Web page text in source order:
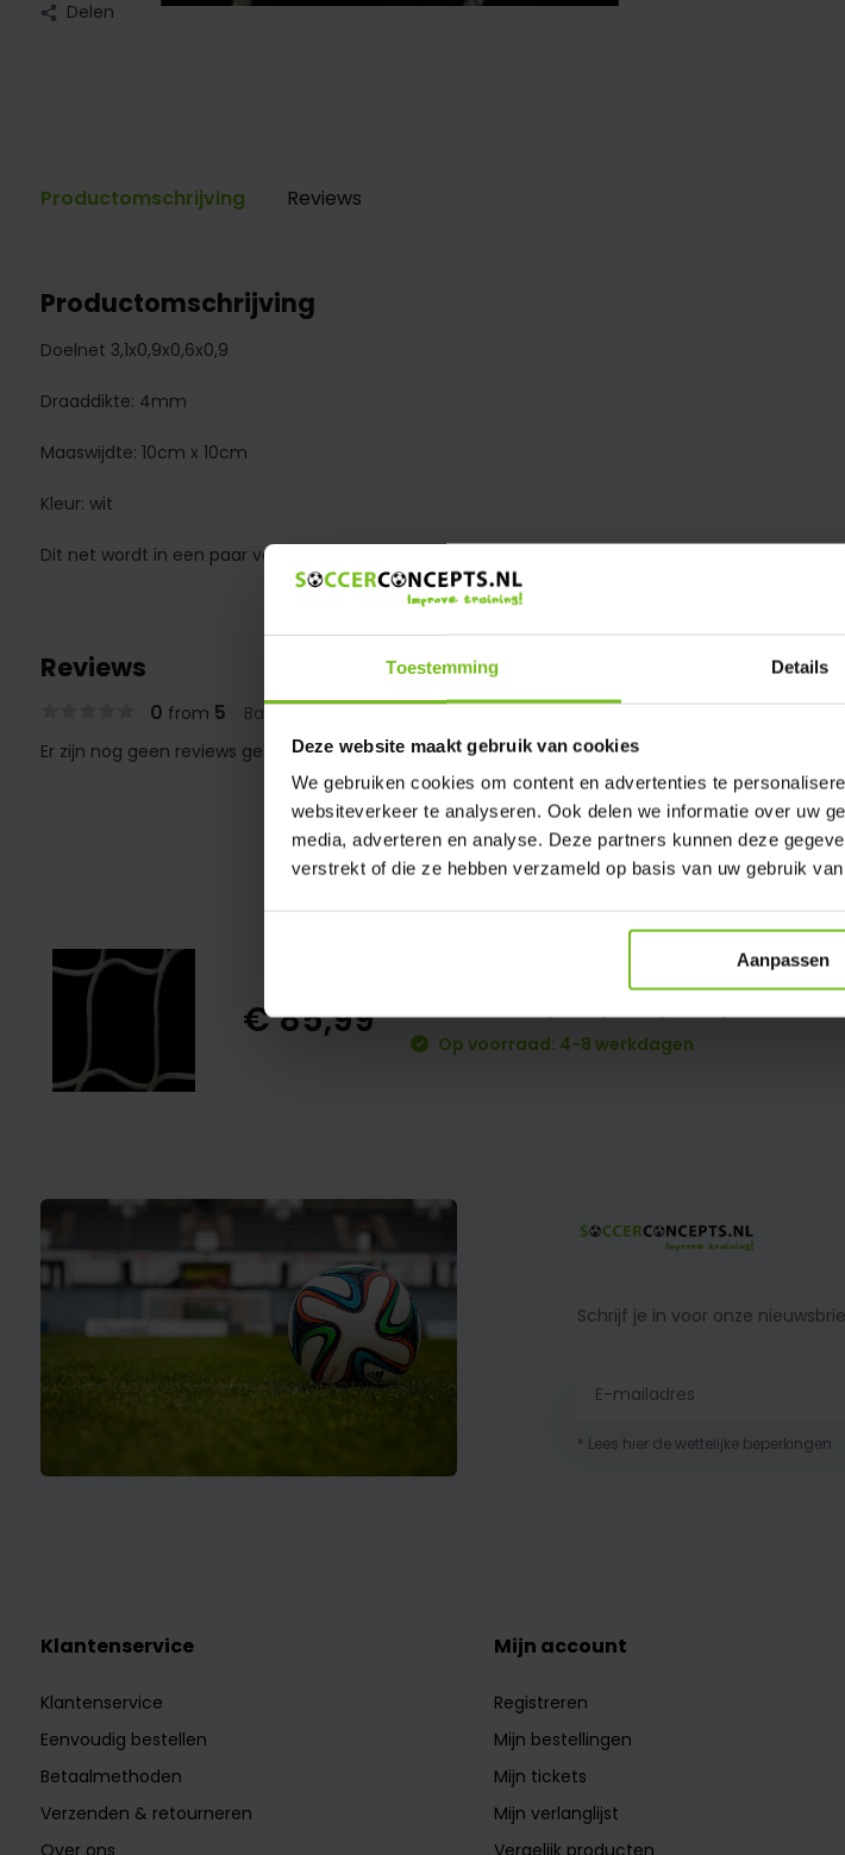
Toestemming Details
Deze website maakt gebruik van cookies
We gebruiken cookies om content en advertenties te
websiteverkeer te analyseren. Ook delen we informatie over uw
media, adverteren en analyse. Deze partners kunnen deze
verstrekt of die ze hebben verzameld op basis van uw gebruik
Aanpassen
Delen
Productomschrijving Reviews
Productomschrijving
Doelnet 3,1x0,9x0,6x0,9
Draaddikte: 4mm
Maaswijdte: 10cm x 10cm
Kleur: wit
Dit net wordt in een paar verkocht
Reviews
0 from 5 Based on 0 reviews
Er zijn nog geen reviews geschreven over dit product..
€ 85,99 Doelnet 3,1x0,9x0,6x0,9
Op voorraad: 4-8 werkdagen
Schrijf je in voor onze
* Lees hier de wettelijke beperkingen
Klantenservice
Klantenservice
Eenvoudig bestellen
Betaalmethoden
Verzenden & retourneren
Over ons
Mijn account
Registreren
Mijn bestellingen
Mijn tickets
Mijn verlanglijst
Vergelijk producten